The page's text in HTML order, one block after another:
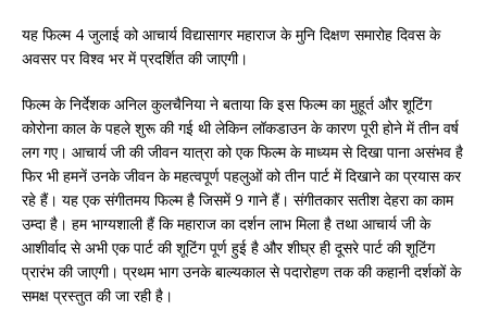
यह फिल्म 4 जुलाई को आचार्य विद्यासागर महाराज के मुनि दिक्षण समारोह दिवस के
अवसर पर विश्व भर में प्रदर्शित की जाएगी।
फिल्म के निर्देशक अनिल कुलचैनिया ने बताया कि इस फिल्म का मुहूर्त और शूटिंग
कोरोना काल के पहले शुरू की गई थी लेकिन लॉकडाउन के कारण पूरी होने में तीन वर्ष
लग गए। आचार्य जी की जीवन यात्रा को एक फिल्म के माध्यम से दिखा पाना असंभव है
फिर भी हमनें उनके जीवन के महत्वपूर्ण पहलुओं को तीन पार्ट में दिखाने का प्रयास कर
रहे हैं। यह एक संगीतमय फिल्म है जिसमें 9 गाने हैं। संगीतकार सतीश देहरा का काम
उम्दा है। हम भाग्यशाली हैं कि महाराज का दर्शन लाभ मिला है तथा आचार्य जी के
आशीर्वाद से अभी एक पार्ट की शूटिंग पूर्ण हुई है और शीघ्र ही दूसरे पार्ट की शूटिंग
प्रारंभ की जाएगी। प्रथम भाग उनके बाल्यकाल से पदारोहण तक की कहानी दर्शकों के
समक्ष प्रस्तुत की जा रही है।